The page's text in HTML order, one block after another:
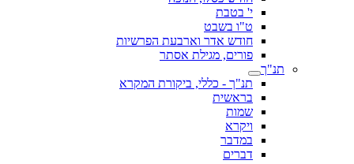
י' בטבת
ט"ו בשבט
חודש אדר וארבעת הפרשיות
פורים, מגילת אסתר
תנ"ך
תנ"ך - כללי, ביקורת המקרא
בראשית
שמות
ויקרא
במדבר
דברים